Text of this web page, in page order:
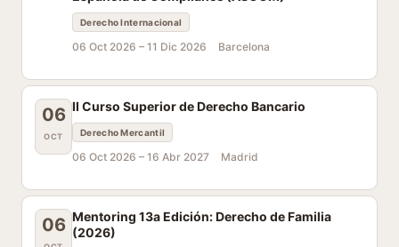
Derecho Internacional
06 Oct 2026 – 11 Dic 2026 Barcelona
06
OCT
II Curso Superior de Derecho Bancario
Derecho Mercantil
06 Oct 2026 – 16 Abr 2027 Madrid
06 Mentoring 13a Edición: Derecho de Familia
(2026)